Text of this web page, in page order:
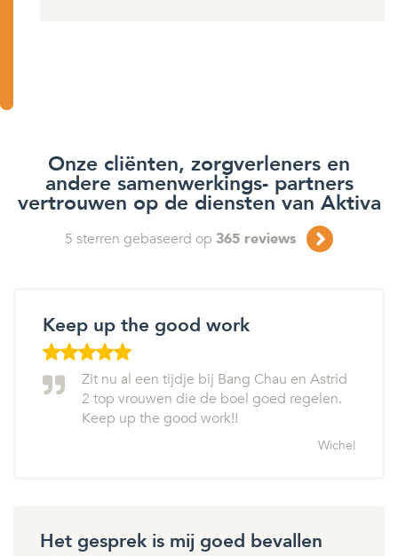
Onze cliënten, zorgverleners en
andere samenwerkings- partners
vertrouwen op de diensten van Aktiva
5 sterren gebaseerd op 365 reviews
Keep up the good work
Zit nu al een tijdje bij Bang Chau en Astrid
2 top vrouwen die de boel goed regelen.
Keep up the good work!!
Wichel
Het gesprek is mij goed bevallen